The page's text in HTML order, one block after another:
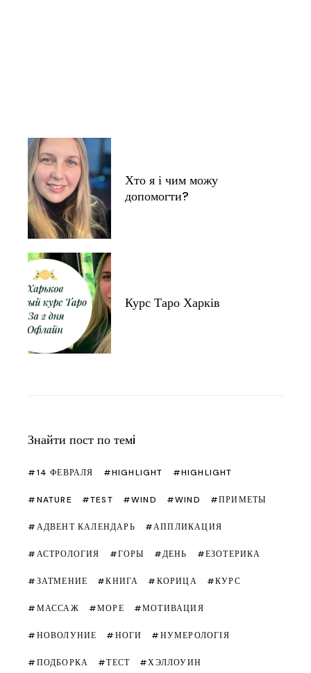
Хто я і чим можу
допомогти?
Курс Таро Харків
Знайти пост по темi
14 ФЕВРАЛЯ HIGHLIGHT HIGHLIGHT
NATURE TEST WIND WIND ПРИМЕТЫ
АДВЕНТ КАЛЕНДАРЬ АППЛИКАЦИЯ
АСТРОЛОГИЯ ГОРЫ ДЕНЬ ЕЗОТЕРИКА
ЗАТМЕНИЕ КНИГА КОРИЦА КУРС
МАССАЖ МОРЕ МОТИВАЦИЯ
НОВОЛУНИЕ НОГИ НУМЕРОЛОГІЯ
ПОДБОРКА ТЕСТ ХЭЛЛОУИН